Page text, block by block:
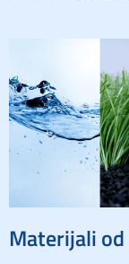
Materijali